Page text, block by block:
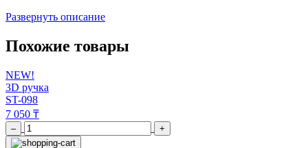
Развернуть описание
Похожие товары
NEW!
3D ручка
ST-098
7 050 ₸
– +